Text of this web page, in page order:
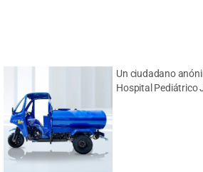
Un ciudadano
Hospital Pediátrico